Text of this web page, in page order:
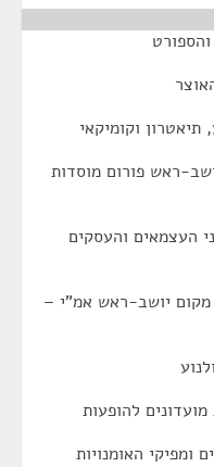
תיאטרון וקומיקאי
ראש פורום מוסדות
העצמאים והעסקים
מקום יושב-ראש אמ"י –
להופעות
ומפיקי האומנויות